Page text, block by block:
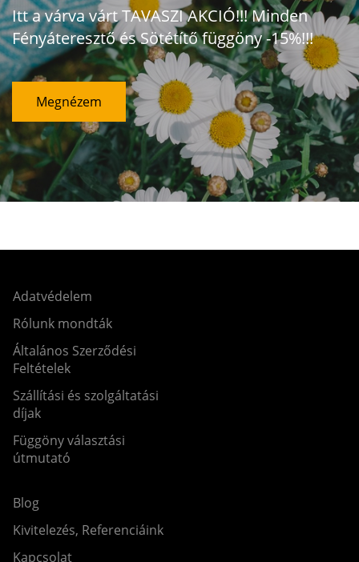
Itt a várva várt TAVASZI AKCIÓ!!! Minden
Fényáteresztő és Sötétítő függöny -15%!!!
Megnézem
Adatvédelem
Rólunk mondták
Általános Szerződési
Feltételek
Szállítási és szolgáltatási
díjak
Függöny választási
útmutató
Blog
Kivitelezés, Referenciáink
Kapcsolat